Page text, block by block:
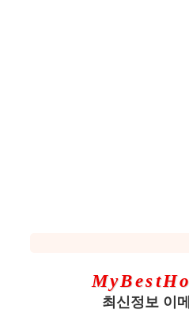
최신정보 이